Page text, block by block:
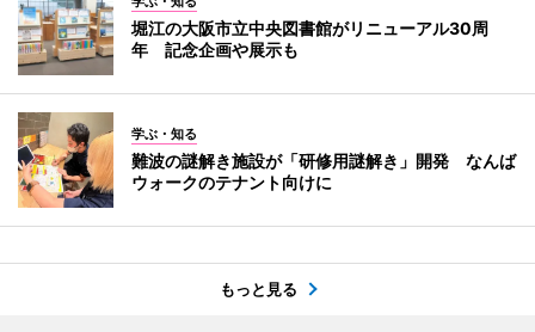
堀江の大阪市立中央図書館がリニューアル30周
年 記念企画や展示も
学ぶ・知る
難波の謎解き施設が「研修用謎解き」開発 なんば
ウォークのテナント向けに
もっと見る